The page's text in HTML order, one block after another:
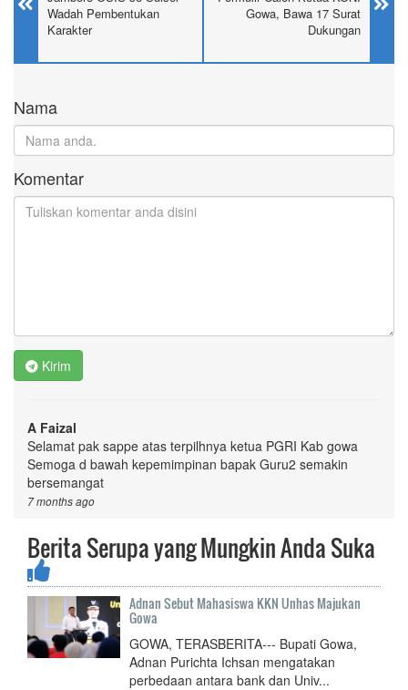
Wadah Pembentukan
Karakter
Gowa, Bawa 17 Surat
Dukungan
Nama
Komentar
Kirim
A Faizal
Selamat pak sappe atas terpilhnya ketua PGRI Kab gowa
Semoga d bawah kepemimpinan bapak Guru2 semakin
bersemangat
7 months ago
Berita Serupa yang Mungkin Anda Suka
Adnan Sebut Mahasiswa KKN Unhas Majukan
Gowa
GOWA, TERASBERITA--- Bupati Gowa,
Adnan Purichta Ichsan mengatakan
perbedaan antara bank dan Univ...